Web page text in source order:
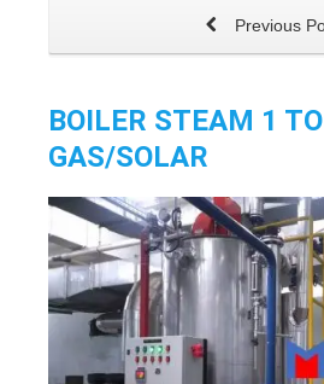
Previous
BOILER STEAM 1
GAS/SOLAR